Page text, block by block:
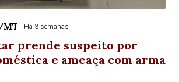
Há 3 semanas
prende suspeito por
e ameaça com arma